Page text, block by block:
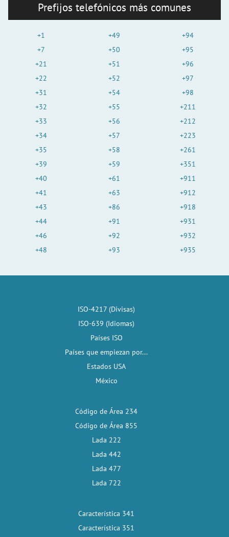
Prefijos telefónicos más comunes
+1
+7
+21
+22
+31
+32
+33
+34
+35
+39
+40
+41
+43
+44
+46
+48
+49
+50
+51
+52
+54
+55
+56
+57
+58
+59
+61
+63
+86
+91
+92
+93
+94
+95
+96
+97
+98
+211
+212
+223
+261
+351
+911
+912
+918
+931
+932
+935
ISO-4217 (Divisas)
ISO-639 (Idiomas)
Países ISO
Países que empiezan por...
Estados USA
México
Código de Área 234
Código de Área 855
Lada 222
Lada 442
Lada 477
Lada 722
Característica 341
Característica 351